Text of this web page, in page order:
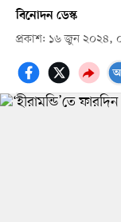
বিনোদন ডেস্ক
প্রকাশ: ১৬ জুন ২০২৪,